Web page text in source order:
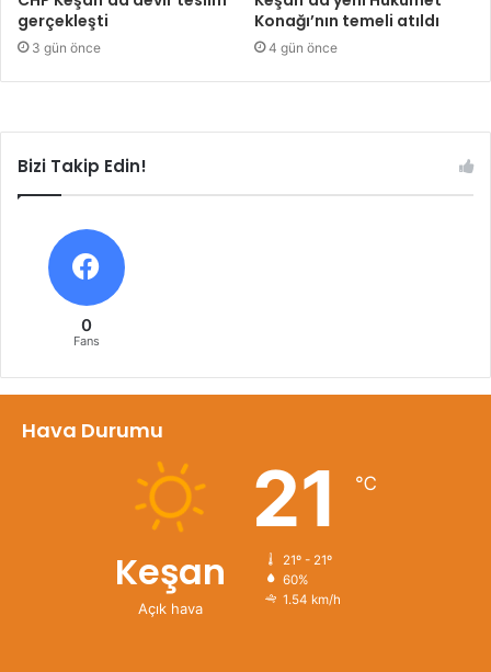
gerçekleşti
3 gün önce
Konağı’nın temeli atıldı
4 gün önce
Bizi Takip Edin!
0
Fans
Hava Durumu
Keşan
Açık hava
21 ℃
21º - 21º
60%
1.54 km/h